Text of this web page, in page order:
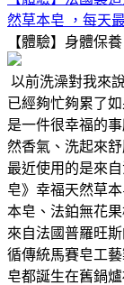
然草本皂 ，每天
【體驗】身體保養
以前洗澡對我來
已經夠忙夠累了
是一件很幸福的
然香氣、洗起來
最近使用的是來
皂》幸福天然草
本皂、法鉑無花
來自法國普羅旺
循傳統馬賽皂工
皂都誕生在舊鍋